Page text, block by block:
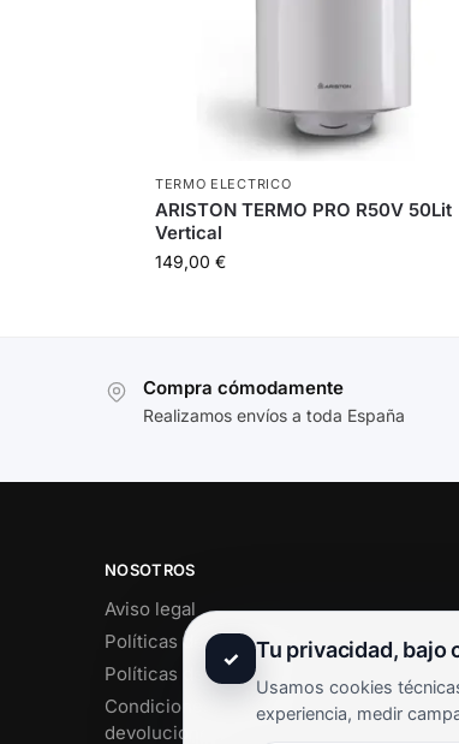
TERMO ELECTRICO
ARISTON TERMO PRO R50V 50Lit
Vertical
149,00 €
Compra cómodamente
Realizamos envíos a toda España
NOSOTROS
Aviso legal
Políticas de privacidad
Políticas de cookies
Condiciones de envío y
devoluciones
✓ Tu privacidad, bajo
Usamos cookies
experiencia, medir